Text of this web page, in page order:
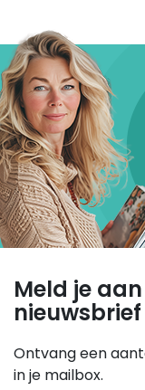
Meld je
nieuwsbrief
Ontvang een
in je mailbox.